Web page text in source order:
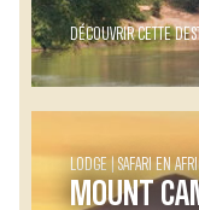
DÉCOUVRIR CETTE
LODGE SAFARI EN
MOUNT